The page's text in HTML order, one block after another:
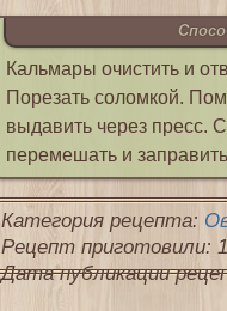
Кальмары очистить и
Порезать соломкой.
выдавить через пресс.
перемешать и
Категория рецепта:
Рецепт приготовили:
Дата публикации